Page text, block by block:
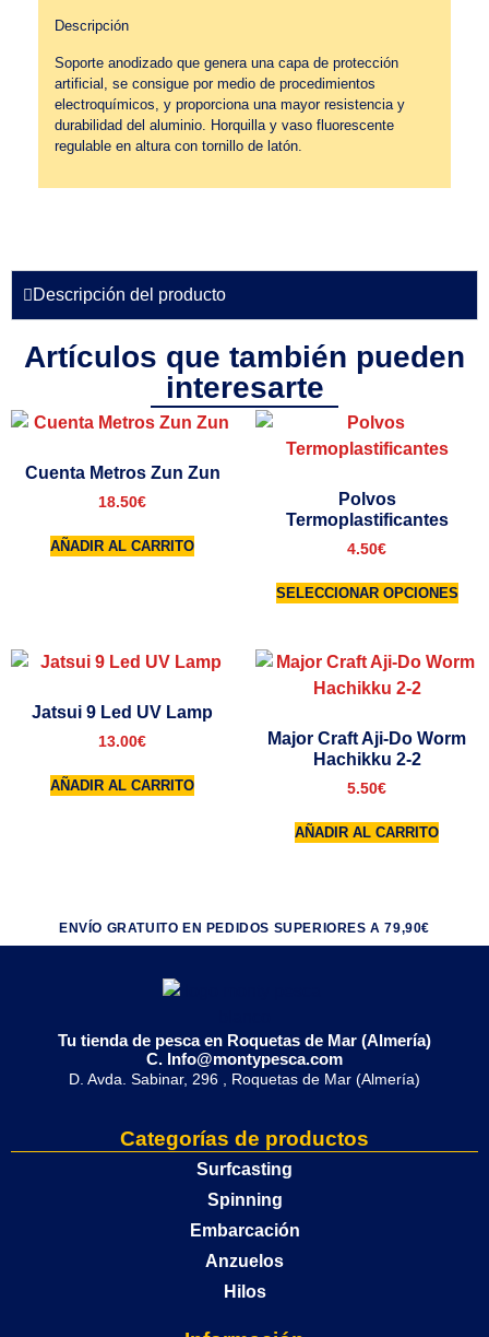
Descripción
Soporte anodizado que genera una capa de protección
artificial, se consigue por medio de procedimientos
electroquímicos, y proporciona una mayor resistencia y
durabilidad del aluminio. Horquilla y vaso fluorescente
regulable en altura con tornillo de latón.
Descripción del producto
Artículos que también pueden
interesarte
Cuenta Metros Zun Zun
18.50€
AÑADIR AL CARRITO
Polvos
Termoplastificantes
4.50€
SELECCIONAR OPCIONES
Jatsui 9 Led UV Lamp
13.00€
AÑADIR AL CARRITO
Major Craft Aji-Do Worm
Hachikku 2-2
5.50€
AÑADIR AL CARRITO
ENVÍO GRATUITO EN PEDIDOS SUPERIORES A 79,90€
Tu tienda de pesca en Roquetas de Mar (Almería)
C. Info@montypesca.com
D. Avda. Sabinar, 296 , Roquetas de Mar (Almería)
Categorías de productos
Surfcasting
Spinning
Embarcación
Anzuelos
Hilos